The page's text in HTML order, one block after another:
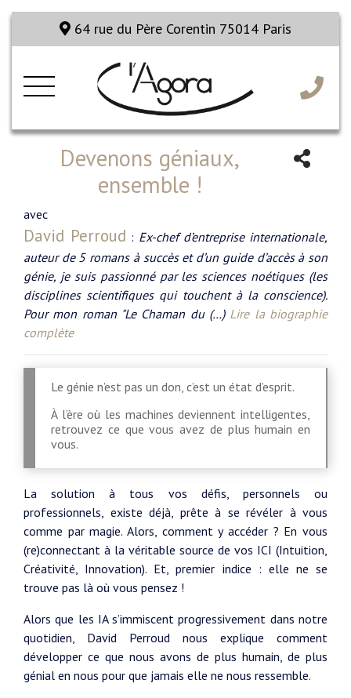
64 rue du Père Corentin 75014 Paris
Devenons géniaux,
ensemble !
avec
David Perroud : Ex-chef d’entreprise internationale,
auteur de 5 romans à succès et d’un guide d’accès à son
génie, je suis passionné par les sciences noétiques (les
disciplines scientifiques qui touchent à la conscience).
Pour mon roman "Le Chaman du (…) Lire la biographie
complète
Le génie n’est pas un don, c’est un état d’esprit.
À l’ère où les machines deviennent intelligentes,
retrouvez ce que vous avez de plus humain en
vous.
La solution à tous vos défis, personnels ou
professionnels, existe déjà, prête à se révéler à vous
comme par magie. Alors, comment y accéder ? En vous
(re)connectant à la véritable source de vos ICI (Intuition,
Créativité, Innovation). Et, premier indice : elle ne se
trouve pas là où vous pensez !
Alors que les IA s’immiscent progressivement dans notre
quotidien, David Perroud nous explique comment
développer ce que nous avons de plus humain, de plus
génial en nous pour que jamais elle ne nous ressemble.